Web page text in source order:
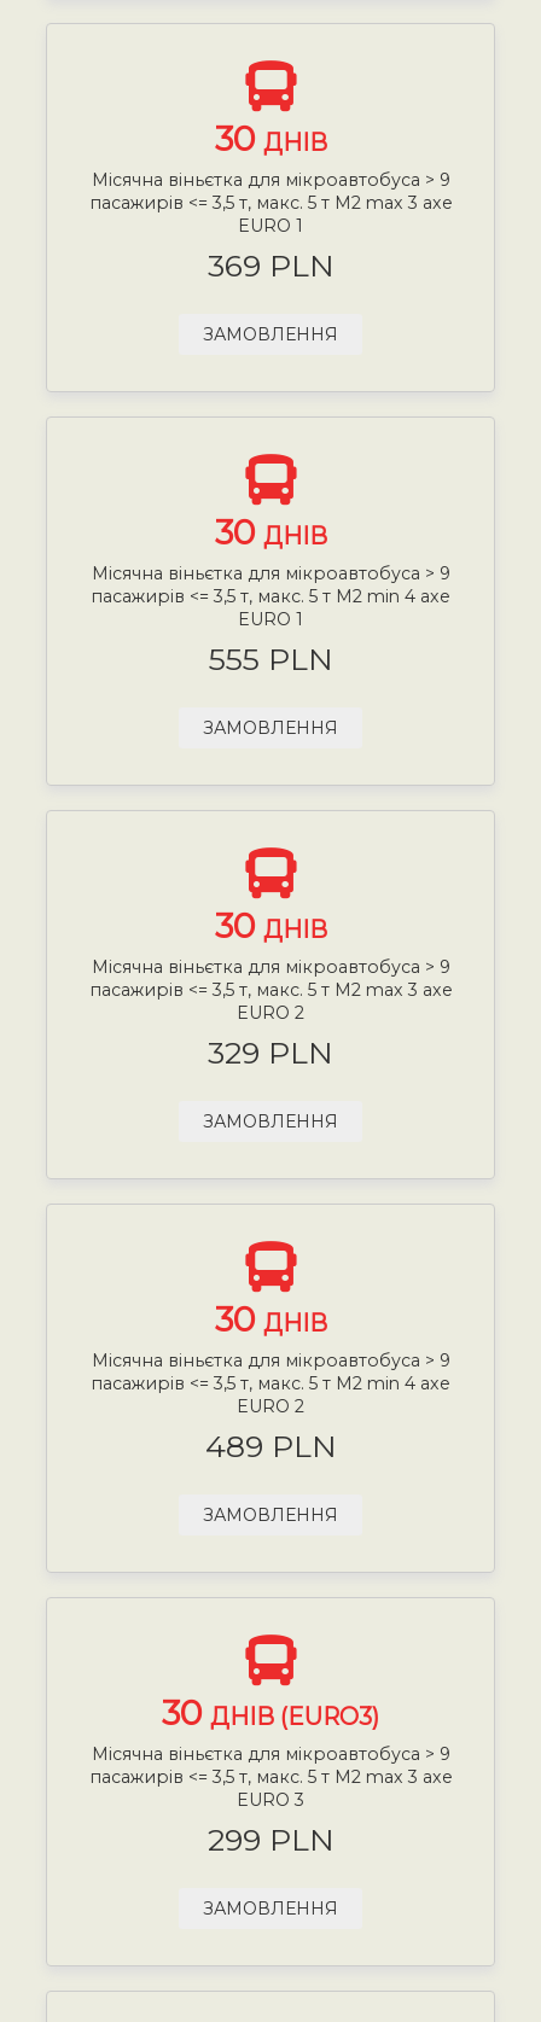
30 ДНІВ
Місячна віньєтка для мікроавтобуса > 9
пасажирів <= 3,5 т, макс. 5 т М2 max 3 axe
EURO 1
369 PLN
ЗАМОВЛЕННЯ
30 ДНІВ
Місячна віньєтка для мікроавтобуса > 9
пасажирів <= 3,5 т, макс. 5 т М2 min 4 axe
EURO 1
555 PLN
ЗАМОВЛЕННЯ
30 ДНІВ
Місячна віньєтка для мікроавтобуса > 9
пасажирів <= 3,5 т, макс. 5 т М2 max 3 axe
EURO 2
329 PLN
ЗАМОВЛЕННЯ
30 ДНІВ
Місячна віньєтка для мікроавтобуса > 9
пасажирів <= 3,5 т, макс. 5 т М2 min 4 axe
EURO 2
489 PLN
ЗАМОВЛЕННЯ
30 ДНІВ (EURO3)
Місячна віньєтка для мікроавтобуса > 9
пасажирів <= 3,5 т, макс. 5 т М2 max 3 axe
EURO 3
299 PLN
ЗАМОВЛЕННЯ